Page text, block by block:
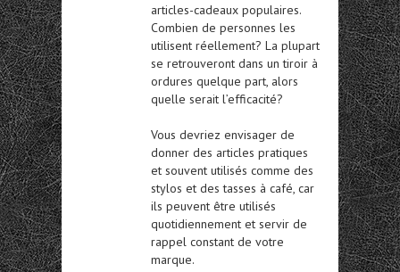
articles-cadeaux populaires.
Combien de personnes les
utilisent réellement? La plupart
se retrouveront dans un tiroir à
ordures quelque part, alors
quelle serait l’efficacité?
Vous devriez envisager de
donner des articles pratiques
et souvent utilisés comme des
stylos et des tasses à café, car
ils peuvent être utilisés
quotidiennement et servir de
rappel constant de votre
marque.